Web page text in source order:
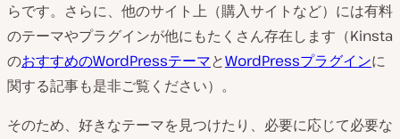
らです。さらに、他のサイト上（購入サイトなど）には有料
のテーマやプラグインが他にもたくさん存在します（Kinsta
のおすすめのWordPressテーマとWordPressプラグインに
関する記事も是非ご覧ください）。
そのため、好きなテーマを見つけたり、必要に応じて必要な